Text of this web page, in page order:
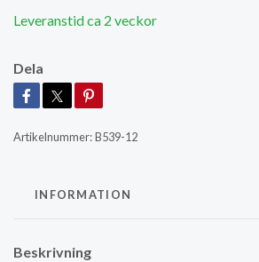
Leveranstid ca 2 veckor
Dela
Artikelnummer:B539-12
INFORMATION
Beskrivning